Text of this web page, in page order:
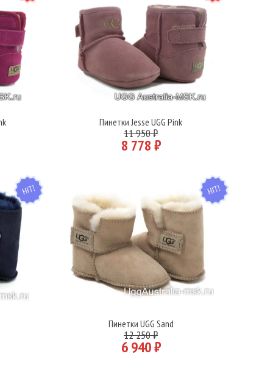
Подробнее
Пинетки Jesse UGG Pink
11 950 ₽
8 778 ₽
HIT HIT
Подробнее
Пинетки UGG Sand
12 250 ₽
6 940 ₽